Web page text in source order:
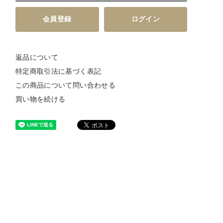
会員登録 ログイン
返品について
特定商取引法に基づく表記
この商品について問い合わせる
買い物を続ける